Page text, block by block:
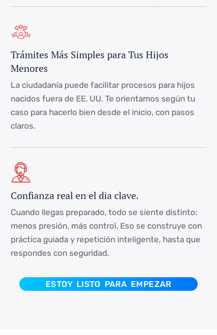
Trámites Más Simples para Tus Hijos
Menores
La ciudadanía puede facilitar procesos para hijos
nacidos fuera de EE. UU. Te orientamos según tu
caso para hacerlo bien desde el inicio, con pasos
claros.
Confianza real en el dia clave.
Cuando llegas preparado, todo se siente distinto:
menos presión, más control. Eso se construye con
práctica guiada y repetición inteligente, hasta que
respondes con seguridad.
ESTOY LISTO PARA EMPEZAR